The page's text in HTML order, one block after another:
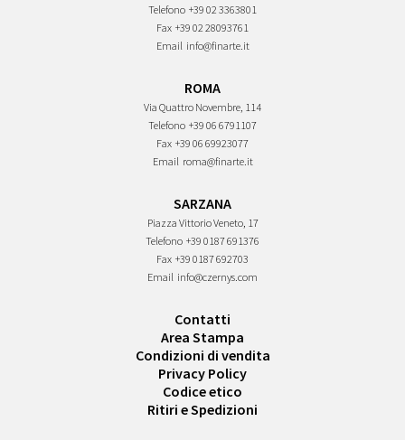
Telefono +39 02 3363801
Fax +39 02 28093761
Email info@finarte.it
ROMA
Via Quattro Novembre, 114
Telefono +39 06 6791107
Fax +39 06 69923077
Email roma@finarte.it
SARZANA
Piazza Vittorio Veneto, 17
Telefono +39 0187 691376
Fax +39 0187 692703
Email info@czernys.com
Contatti
Area Stampa
Condizioni di vendita
Privacy Policy
Codice etico
Ritiri e Spedizioni